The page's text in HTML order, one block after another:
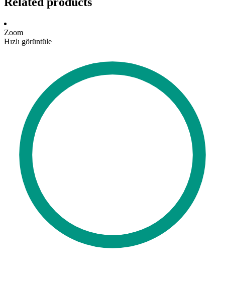
Zoom
Hızlı görüntüle